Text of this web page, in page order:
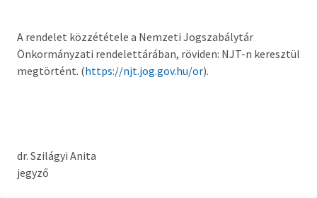
Képviselő-testületi tagok önéletrajzai,
vagyonnyilatkozatok
Nemzetiségi Önkormányzatok
A rendelet közzététele a Nemzeti Jogszabálytár
Önkormányzati rendelettárában, röviden: NJT-n keresztül
megtörtént. (https://njt.jog.gov.hu/or).
dr. Szilágyi Anita
jegyző